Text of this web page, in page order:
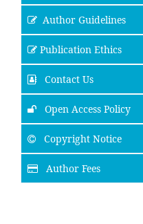
Author Guidelines
Publication Ethics
Contact Us
Open Access Policy
Copyright Notice
Author Fees